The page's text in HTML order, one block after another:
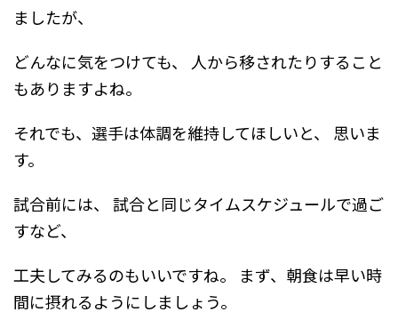
ましたが、
どんなに気をつけても、
人から移されたりすること
もありますよね。
それでも、選手は体調を維持してほしいと、
思いま
す。
試合前には、
試合と同じタイムスケジュールで過ご
すなど、
工夫してみるのもいいですね。
まず、朝食は早い時
間に摂れるようにしましょう。